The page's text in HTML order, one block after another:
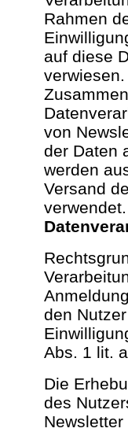
Rahmen
auf diese
verwiesen.
von
der Daten
werden
Versand
verwendet.
den
Abs. 1 lit.
Die
des